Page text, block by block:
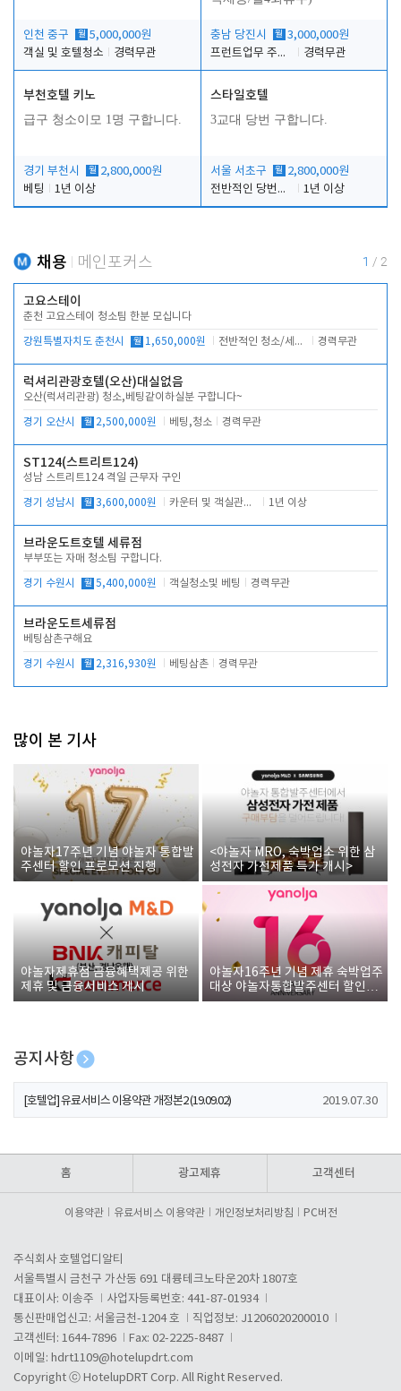
인천 중구 월 5,000,000원
객실 및 호텔청소
경력무관
충남 당진시 월 3,000,000원
프런트업무 주간, 야간
경력무관
부천호텔 키노
급구 청소이모 1명 구합니다.
경기 부천시 월 2,800,000원
베팅
1년 이상
스타일호텔
3교대 당번 구합니다.
서울 서초구 월 2,800,000원
전반적인 당번업무
1년 이상
채용 메인포커스 1 / 2
고요스테이
춘천 고요스테이 청소팀 한분 모십니다
강원특별자치도 춘천시 월 1,650,000원 전반적인 청소/세탁업무 경력무관
럭셔리관광호텔(오산)대실없음
오산(럭셔리관광) 청소,베팅같이하실분 구합니다~
경기 오산시 월 2,500,000원 베팅,청소 경력무관
ST124(스트리트124)
성남 스트리트124 격일 근무자 구인
경기 성남시 월 3,600,000원 카운터 및 객실관리 전반 1년 이상
브라운도트호텔 세류점
부부또는 자매 청소팀 구합니다.
경기 수원시 월 5,400,000원 객실청소및 베팅 경력무관
브라운도트세류점
베팅삼촌구해요
경기 수원시 월 2,316,930원 베팅삼촌 경력무관
많이 본 기사
야놀자17주년 기념 야놀자 통합발
주센터 할인 프로모션 진행
<야놀자 MRO, 숙박업소 위한 삼
성전자 가전제품 특가 개시>
야놀자제휴점 금융혜택제공 위한
제휴 및 금융서비스 게시
야놀자16주년 기념 제휴 숙박업주
대상 야놀자통합발주센터 할인쿠
폰 증정
공지사항
[호텔업] 개인정보 처리방침 개정본1 (19.09.02)
[호텔업] 유료서비스 이용약관 개정본2 (19.09.02) 2019.07.30
홈 광고제휴 고객센터
이용약관 유료서비스 이용약관 개인정보처리방침 PC버전
주식회사 호텔업디알티
서울특별시 금천구 가산동 691 대륭테크노타운20차 1807호
대표이사: 이송주
사업자등록번호: 441-87-01934
통신판매업신고: 서울금천-1204 호
직업정보: J1206020200010
고객센터: 1644-7896
Fax: 02-2225-8487
이메일: hdrt1109@hotelupdrt.com
Copyright ⓒ HotelupDRT Corp. All Right Reserved.